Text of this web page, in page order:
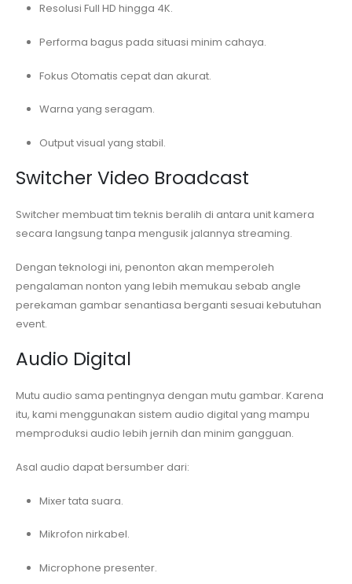
Resolusi Full HD hingga 4K.
Performa bagus pada situasi minim cahaya.
Fokus Otomatis cepat dan akurat.
Warna yang seragam.
Output visual yang stabil.
Switcher Video Broadcast
Switcher membuat tim teknis beralih di antara unit kamera
secara langsung tanpa mengusik jalannya streaming.
Dengan teknologi ini, penonton akan memperoleh
pengalaman nonton yang lebih memukau sebab angle
perekaman gambar senantiasa berganti sesuai kebutuhan
event.
Audio Digital
Mutu audio sama pentingnya dengan mutu gambar. Karena
itu, kami menggunakan sistem audio digital yang mampu
memproduksi audio lebih jernih dan minim gangguan.
Asal audio dapat bersumber dari:
Mixer tata suara.
Mikrofon nirkabel.
Microphone presenter.